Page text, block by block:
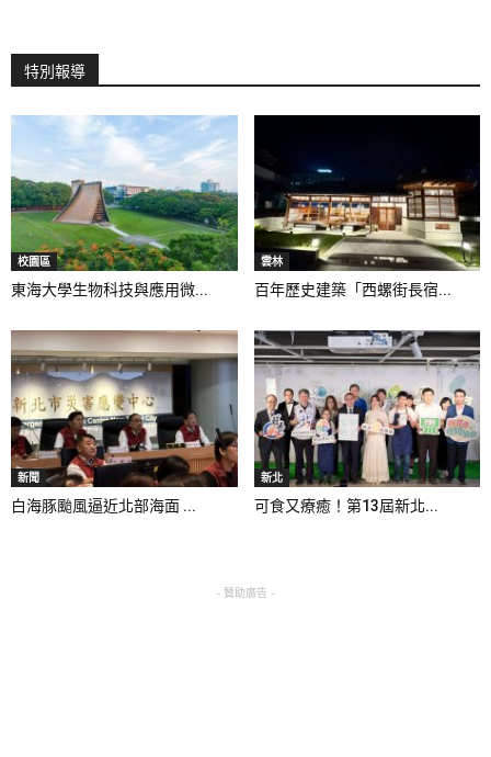
特別報導
校園區
東海大學生物科技與應用微...
雲林
百年歷史建築「西螺街長宿...
新聞
白海豚颱風逼近北部海面 ...
新北
可食又療癒！第13屆新北...
- 贊助廣告 -